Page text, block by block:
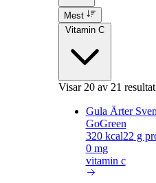
Mest
Vitamin C
Visar 20av 21 resultat
Gula Ärter
GoGreen
320kcal22 g
0 mg
vitamin c